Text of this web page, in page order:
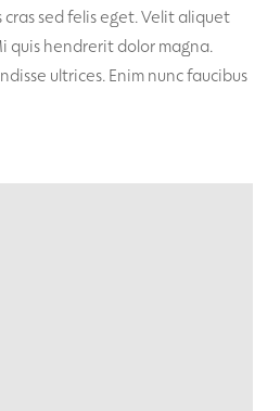
sed felis eget. Velit aliquet
quis hendrerit dolor magna.
ultrices. Enim nunc faucibus